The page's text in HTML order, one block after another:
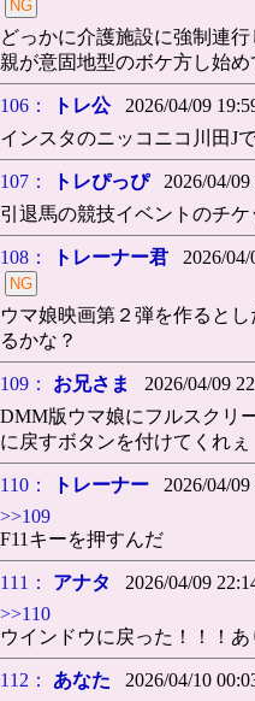
どっかに介護施設に強制連
親が意固地型のボケ方し始
106： トレ公2026/04/09
インスタのニッコニコ川田J
107： トレぴっぴ2026/04/09
引退馬の競技イベントのチ
108： トレーナー君 2026/04/
ウマ娘映画第２弾を作ると
るかな？
109： お兄さま 2026/04/09
DMM版ウマ娘にフルスクリ
に戻すボタンを付けてくれぇ
110： トレーナー 2026/04/09
>>109
F11キーを押すんだ
111： アナタ 2026/04/09
>>110
ウインドウに戻った！！！
112： あなた 2026/04/10